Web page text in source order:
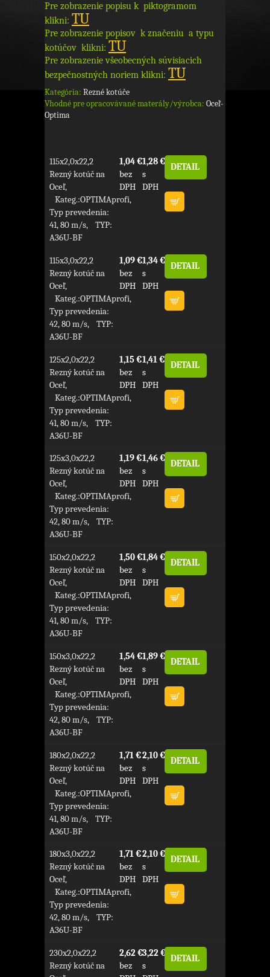
Pre zobrazenie popisu k piktogramom
klikni: TU
Pre zobrazenie popisov k značeniu a typu
kotúčov klikni: TU
Pre zobrazenie všeobecných súvisiacich
bezpečnostných noriem klikni: TU
Kategória: Rezné kotúče
Vhodné pre opracovávané materály/výrobca: Oceľ-
Optima
115x2,0x22,2
Rezný kotúč na
Oceľ,
Kateg.:OPTIMAprofi,
Typ prevedenia:
41, 80 m/s, TYP:
A36U-BF
1,04 €
bez
DPH
1,28 €
s
DPH
DETAIL
115x3,0x22,2
Rezný kotúč na
Oceľ,
Kateg.:OPTIMAprofi,
Typ prevedenia:
42, 80 m/s, TYP:
A36U-BF
1,09 €
bez
DPH
1,34 €
s
DPH
DETAIL
125x2,0x22,2
Rezný kotúč na
Oceľ,
Kateg.:OPTIMAprofi,
Typ prevedenia:
41, 80 m/s, TYP:
A36U-BF
1,15 €
bez
DPH
1,41 €
s
DPH
DETAIL
125x3,0x22,2
Rezný kotúč na
Oceľ,
Kateg.:OPTIMAprofi,
Typ prevedenia:
42, 80 m/s, TYP:
A36U-BF
1,19 €
bez
DPH
1,46 €
s
DPH
DETAIL
150x2,0x22,2
Rezný kotúč na
Oceľ,
Kateg.:OPTIMAprofi,
Typ prevedenia:
41, 80 m/s, TYP:
A36U-BF
1,50 €
bez
DPH
1,84 €
s
DPH
DETAIL
150x3,0x22,2
Rezný kotúč na
Oceľ,
Kateg.:OPTIMAprofi,
Typ prevedenia:
42, 80 m/s, TYP:
A36U-BF
1,54 €
bez
DPH
1,89 €
s
DPH
DETAIL
180x2,0x22,2
Rezný kotúč na
Oceľ,
Kateg.:OPTIMAprofi,
Typ prevedenia:
41, 80 m/s, TYP:
A36U-BF
1,71 €
bez
DPH
2,10 €
s
DPH
DETAIL
180x3,0x22,2
Rezný kotúč na
Oceľ,
Kateg.:OPTIMAprofi,
Typ prevedenia:
42, 80 m/s, TYP:
A36U-BF
1,71 €
bez
DPH
2,10 €
s
DPH
DETAIL
230x2,0x22,2
Rezný kotúč na
2,62 €
bez
3,22 €
s
DETAIL